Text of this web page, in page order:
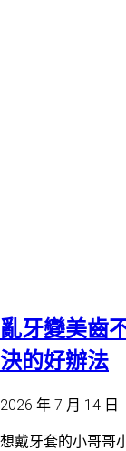
亂牙變美齒
決的好辦法
2026 年 7 月 14 日
想戴牙套的小哥哥